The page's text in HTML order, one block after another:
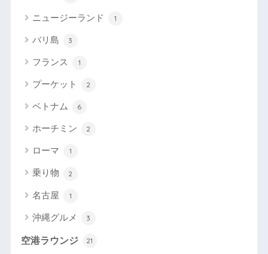
ニュージーランド 1
バリ島 3
フランス 1
プーケット 2
ベトナム 6
ホーチミン 2
ローマ 1
乗り物 2
名古屋 1
沖縄グルメ 3
空港ラウンジ 21